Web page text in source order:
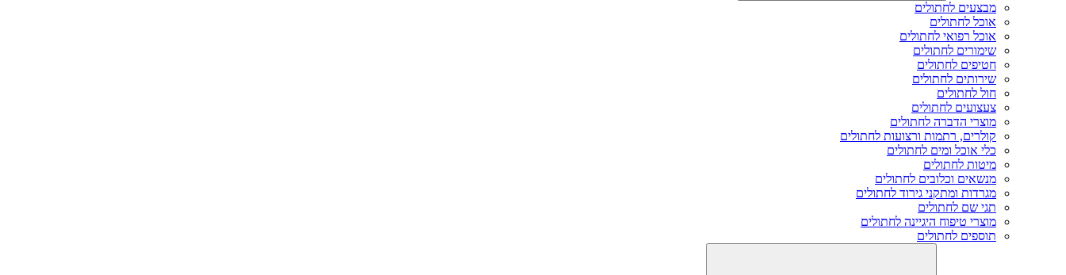
מבצעים לחתולים
אוכל לחתולים
אוכל רפואי לחתולים
שימורים לחתולים
חטיפים לחתולים
שירותים לחתולים
חול לחתולים
צעצועים לחתולים
מוצרי הדברה לחתולים
קולרים, רתמות ורצועות לחתולים
כלי אוכל ומים לחתולים
מיטות לחתולים
מנשאים וכלובים לחתולים
מגרדות ומתקני גירוד לחתולים
תגי שם לחתולים
מוצרי טיפוח היגיינה לחתולים
תוספים לחתולים